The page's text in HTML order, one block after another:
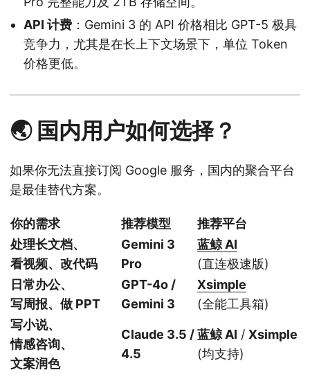
API 计费 ：Gemini 3 的 API 价格相比 GPT-5 极具
竞争力，尤其是在长上下文场景下，单位 Token
价格更低。
🌏 国内用户如何选择？
如果你无法直接订阅 Google 服务，国内的聚合平台
是最佳替代方案。
你的需求 推荐模型
推荐平台
处理长文档、
看视频、改代码
Gemini 3
Pro
蓝鲸 AI
(直连极速版)
日常办公、
写周报、做 PPT
GPT-4o /
Gemini 3
Xsimple
(全能工具箱)
写小说、
情感咨询、
文案润色
Claude 3.5 /
4.5
蓝鲸 AI / Xsimple
(均支持)